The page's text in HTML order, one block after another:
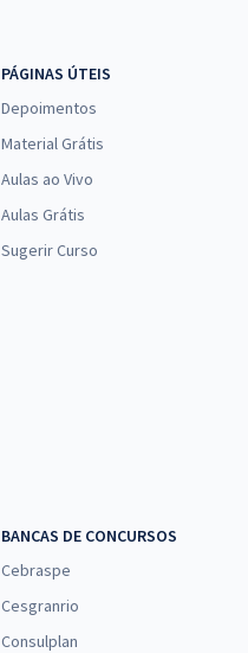
PÁGINAS ÚTEIS
Depoimentos
Material Grátis
Aulas ao Vivo
Aulas Grátis
Sugerir Curso
BANCAS DE CONCURSOS
Cebraspe
Cesgranrio
Consulplan